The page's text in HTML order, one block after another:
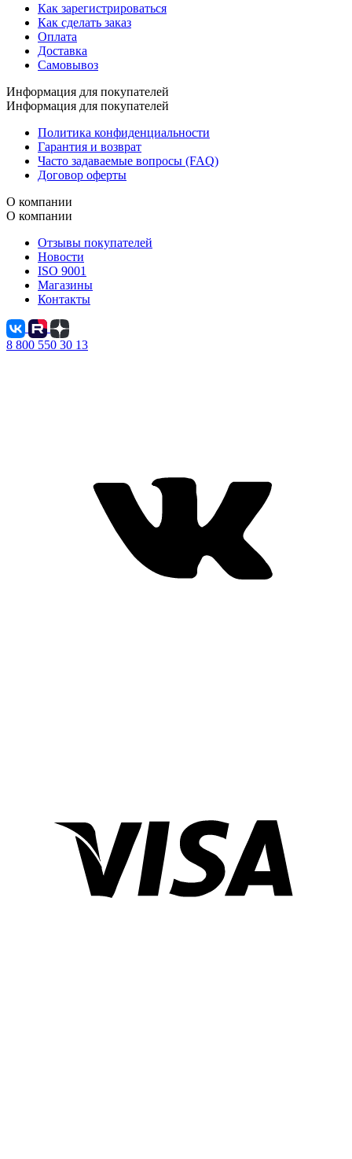
Как зарегистрироваться
Как сделать заказ
Оплата
Доставка
Самовывоз
Информация для покупателей
Информация для покупателей
Политика конфиденциальности
Гарантия и возврат
Часто задаваемые вопросы (FAQ)
Договор оферты
О компании
О компании
Отзывы покупателей
Новости
ISO 9001
Магазины
Контакты
8 800 550 30 13